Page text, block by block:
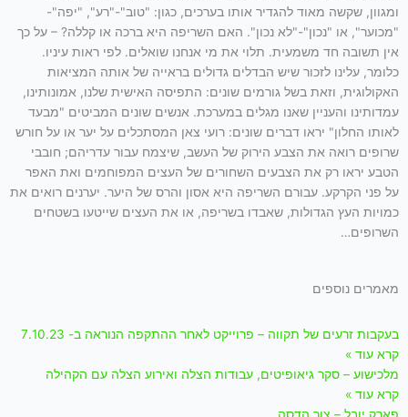
ומגוון, שקשה מאוד להגדיר אותו בערכים, כגון: "טוב"-"רע", "יפה"-
"מכוער", או "נכון"-"לא נכון". האם השריפה היא ברכה או קללה? – על כך
אין תשובה חד משמעית. תלוי את מי אנחנו שואלים. לפי ראות עיניו.
כלומר, עלינו לזכור שיש הבדלים גדולים בראייה של אותה המציאות
האקולוגית, וזאת בשל גורמים שונים: התפיסה האישית שלנו, אמונותינו,
עמדותינו והעניין שאנו מגלים במערכת. אנשים שונים המביטים "מבעד
לאותו החלון" יראו דברים שונים: רועי צאן המסתכלים על יער או על חורש
שרופים רואה את הצבע הירוק של העשב, שיצמח עבור עדריהם; חובבי
הטבע יראו רק את הצבעים השחורים של העצים המפוחמים ואת האפר
על פני הקרקע. עבורם השריפה היא אסון והרס של היער. יערנים רואים את
כמויות העץ הגדולות, שאבדו בשריפה, או את העצים שייטעו בשטחים
השרופים…
מאמרים נוספים
בעקבות זרעים של תקווה – פרוייקט לאחר ההתקפה הנוראה ב- 7.10.23
קרא עוד »
מלכישוע – סקר גיאופיטים, עבודות הצלה ואירוע הצלה עם הקהילה
קרא עוד »